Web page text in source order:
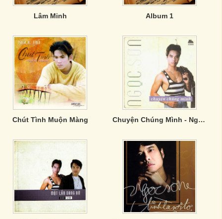
Lâm Minh Album 1
Chút Tình Muộn Màng Chuyện Chúng Mình - Ngọc Sơn